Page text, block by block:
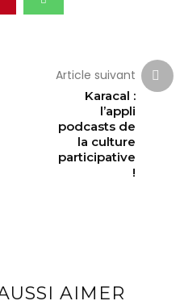
Article suivant
Karacal :
l’appli
podcasts de
la culture
participative
!
AIMER